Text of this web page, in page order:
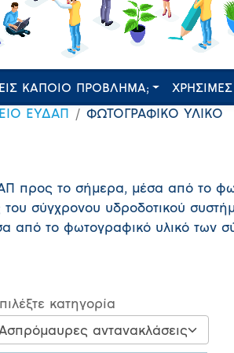
ΚΑΠΟΙΟ ΠΡΟΒΛΗΜΑ;
ΕΥΔΑΠ ΦΩΤΟΓΡΑΦΙΚΟ ΥΛΙΚΟ
προς το σήμερα, μέσα από το
σύγχρονου υδροδοτικού
από το φωτογραφικό υλικό των
κατηγορία